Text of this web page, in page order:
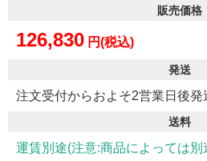
販売価格
126,830 円(税込)
発送
注文受付からおよそ2営業日後発
送料
運賃別途(注意:商品によっては